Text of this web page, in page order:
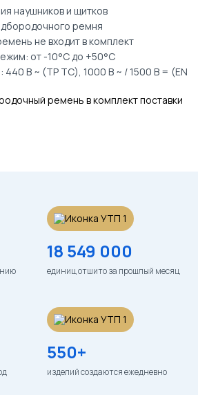
наушников и щитков
ремня
не входит в комплект
от -10°С до +50°С
440 В ~ (ТР ТС), 1000 В ~ / 1500 В = (EN
ремень в комплект поставки
18 549 000
единиц отшито за прошлый месяц
550+
изделий создаются ежедневно